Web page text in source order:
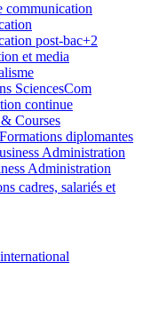
communication
post-bac+2
et media
SciencesCom
continue
Courses
diplomantes
Administration
Administration
cadres, salariés et